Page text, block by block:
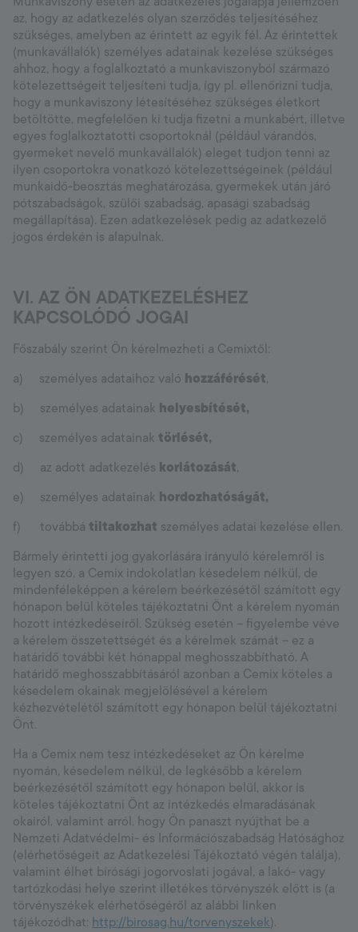
az, hogy az adatkezelés olyan szerződés teljesítéséhez
szükséges, amelyben az érintett az egyik fél. Az érintettek
(munkavállalók) személyes adatainak kezelése szükséges
ahhoz, hogy a foglalkoztató a munkaviszonyból származó
kötelezettségeit teljesíteni tudja, így pl. ellenőrizni tudja,
hogy a munkaviszony létesítéséhez szükséges életkort
betöltötte, megfelelően ki tudja fizetni a munkabért, illetve
egyes foglalkoztatotti csoportoknál (például várandós,
gyermeket nevelő munkavállalók) eleget tudjon tenni az
ilyen csoportokra vonatkozó kötelezettségeinek (például
munkaidő-beosztás meghatározása, gyermekek után járó
pótszabadságok, szülői szabadság, apasági szabadság
megállapítása). Ezen adatkezelések pedig az adatkezelő
jogos érdekén is alapulnak.
VI. AZ ÖN ADATKEZELÉSHEZ
KAPCSOLÓDÓ JOGAI
Főszabály szerint Ön kérelmezheti a Cemixtől:
a) személyes adataihoz való hozzáférését,
b) személyes adatainak helyesbítését,
c) személyes adatainak törlését,
d) az adott adatkezelés korlátozását,
e) személyes adatainak hordozhatóságát,
f) továbbá tiltakozhat személyes adatai kezelése ellen.
Bármely érintetti jog gyakorlására irányuló kérelemről is
legyen szó, a Cemix indokolatlan késedelem nélkül, de
mindenféleképpen a kérelem beérkezésétől számított egy
hónapon belül köteles tájékoztatni Önt a kérelem nyomán
hozott intézkedéseiről. Szükség esetén – figyelembe véve
a kérelem összetettségét és a kérelmek számát – ez a
határidő további két hónappal meghosszabbítható. A
határidő meghosszabbításáról azonban a Cemix köteles a
késedelem okainak megjelölésével a kérelem
kézhezvételétől számított egy hónapon belül tájékoztatni
Önt.
Ha a Cemix nem tesz intézkedéseket az Ön kérelme
nyomán, késedelem nélkül, de legkésőbb a kérelem
beérkezésétől számított egy hónapon belül, akkor is
köteles tájékoztatni Önt az intézkedés elmaradásának
okairól, valamint arról, hogy Ön panaszt nyújthat be a
Nemzeti Adatvédelmi- és Információszabadság Hatósághoz
(elérhetőségeit az Adatkezelési Tájékoztató végén találja),
valamint élhet bírósági jogorvoslati jogával, a lakó- vagy
tartózkodási helye szerint illetékes törvényszék előtt is (a
törvényszékek elérhetőségéről az alábbi linken
tájékozódhat: http://birosag.hu/torvenyszekek).